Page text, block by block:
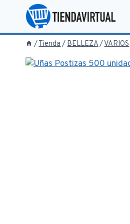
contenido
/Tienda/BELLEZA/VARIOS